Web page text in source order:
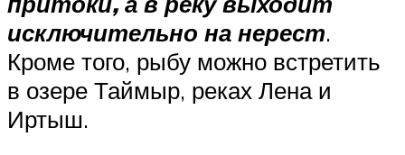
исключительно на нерест.
Кроме того, рыбу можно встретить
в озере Таймыр, реках Лена и
Иртыш.